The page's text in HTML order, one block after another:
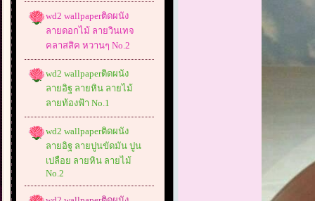
wd2 wallpaperติดผนัง
ลายดอกไม้ ลายวินเทจ
คลาสสิค หวานๆ No.2
wd2 wallpaperติดผนัง
ลายอิฐ ลายหิน ลายไม้
ลายท้องฟ้า No.1
wd2 wallpaperติดผนัง
ลายอิฐ ลายปูนขัดมัน ปูน
เปลือย ลายหิน ลายไม้
No.2